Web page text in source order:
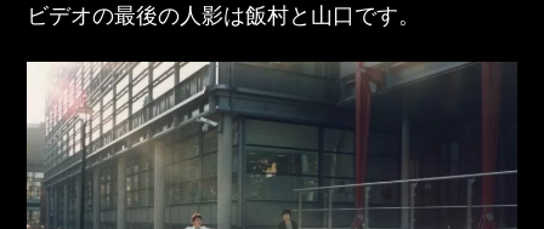
ビデオの最後の人影は飯村と山口です。